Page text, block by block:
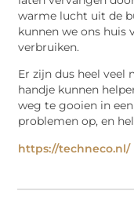
warme lucht uit de
kunnen we ons huis
verbruiken.
Er zijn dus heel veel
handje kunnen
weg te gooien in
problemen op, en
https://techneco.nl/